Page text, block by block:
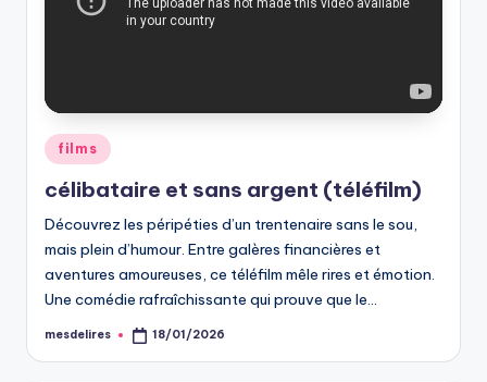
Posted
in
films
célibataire et sans argent (téléfilm)
Découvrez les péripéties d’un trentenaire sans le sou,
mais plein d’humour. Entre galères financières et
aventures amoureuses, ce téléfilm mêle rires et émotion.
Une comédie rafraîchissante qui prouve que le…
Posted
mesdelires 18/01/2026